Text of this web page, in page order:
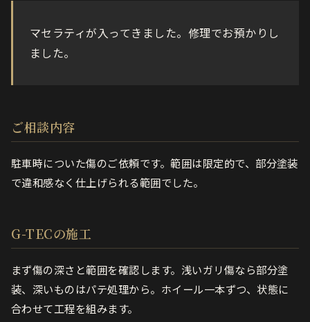
マセラティが入ってきました。修理でお預かりし
ました。
ご相談内容
駐車時についた傷のご依頼です。範囲は限定的で、部分塗装
で違和感なく仕上げられる範囲でした。
G-TECの施工
まず傷の深さと範囲を確認します。浅いガリ傷なら部分塗
装、深いものはパテ処理から。ホイール一本ずつ、状態に
合わせて工程を組みます。